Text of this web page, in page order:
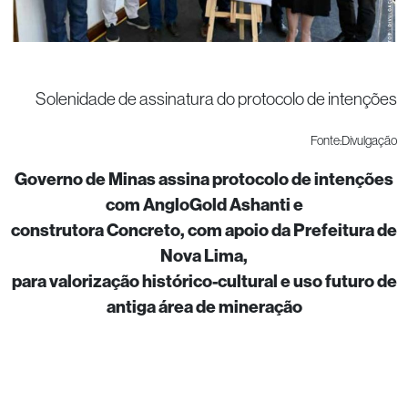
Solenidade de assinatura do protocolo de intenções
Fonte:Divulgação
Governo de Minas assina protocolo de intenções
com AngloGold Ashanti e
construtora Concreto, com apoio da Prefeitura de
Nova Lima,
para valorização histórico-cultural e uso futuro de
antiga área de mineração